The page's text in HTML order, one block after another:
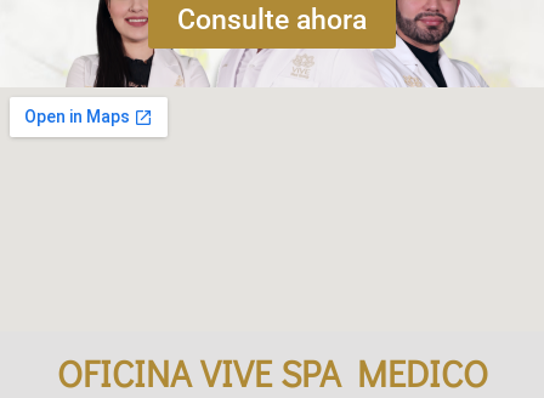
Consulte ahora
OFICINA VIVE SPA MEDICO